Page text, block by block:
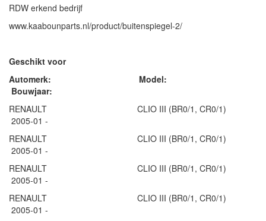
RDW erkend bedrijf
www.kaabounparts.nl/product/buitenspiegel-2/
Geschikt voor
Automerk: Model:
Bouwjaar:
RENAULT CLIO III (BR0/1, CR0/1)
2005-01 -
RENAULT CLIO III (BR0/1, CR0/1)
2005-01 -
RENAULT CLIO III (BR0/1, CR0/1)
2005-01 -
RENAULT CLIO III (BR0/1, CR0/1)
2005-01 -